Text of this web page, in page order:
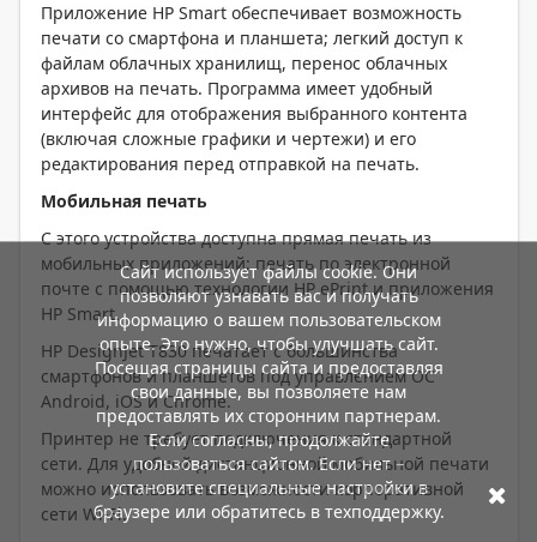
Приложение HP Smart обеспечивает возможность
печати со смартфона и планшета; легкий доступ к
файлам облачных хранилищ, перенос облачных
архивов на печать. Программа имеет удобный
интерфейс для отображения выбранного контента
(включая сложные графики и чертежи) и его
редактирования перед отправкой на печать.
Мобильная печать
С этого устройства доступна прямая печать из
мобильных приложений; печать по электронной
почте с помощью технологии HP ePrint и приложения
HP Smart.
HP DesignJet T830 печатает c большинства
смартфонов и планшетов под управлением ОС
Android, iOS и Chrome.
Принтер не требует подключения к стандартной
сети. Для удобной дистанционной мобильной печати
можно использовать возможности корпоративной
сети Wi-Fi.
Сайт использует файлы cookie. Они
позволяют узнавать вас и получать
информацию о вашем пользовательском
опыте. Это нужно, чтобы улучшать сайт.
Посещая страницы сайта и предоставляя
свои данные, вы позволяете нам
предоставлять их сторонним партнерам.
Если согласны, продолжайте
пользоваться сайтом. Если нет –
установите специальные настройки в
браузере или обратитесь в техподдержку.